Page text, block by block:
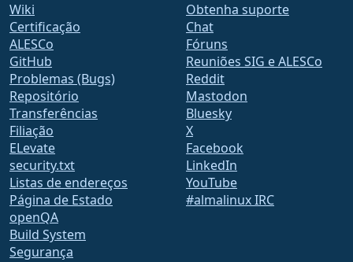
Wiki
Certificação
ALESCo
GitHub
Problemas (Bugs)
Repositório
Transferências
Filiação
ELevate
security.txt
Listas de endereços
Página de Estado
openQA
Build System
Segurança
Obtenha suporte
Chat
Fóruns
Reuniões SIG e ALESCo
Reddit
Mastodon
Bluesky
X
Facebook
LinkedIn
YouTube
#almalinux IRC